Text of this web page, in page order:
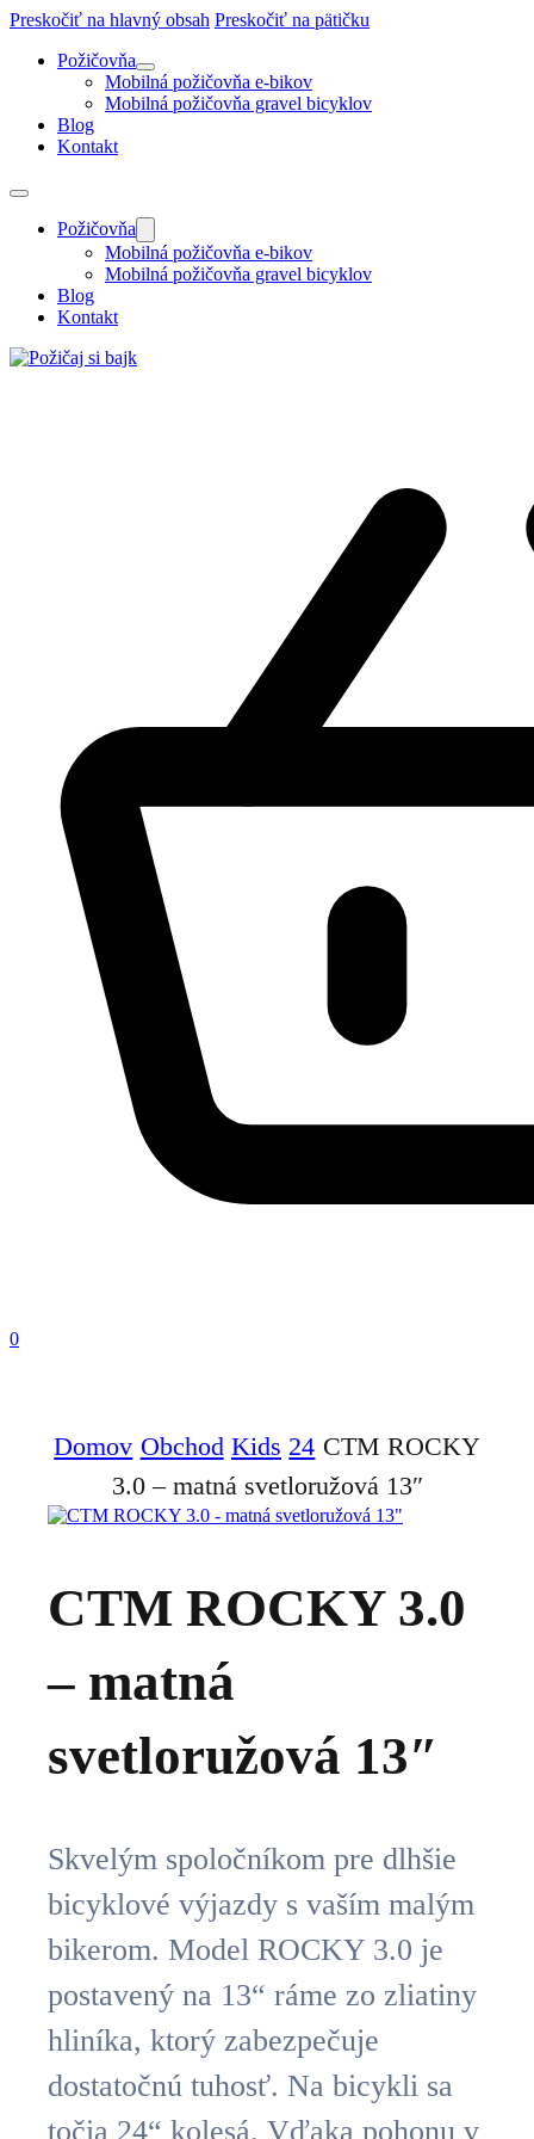
Preskočiť na hlavný obsah Preskočiť na pätičku
Požičovňa
Mobilná požičovňa e-bikov
Mobilná požičovňa gravel bicyklov
Blog
Kontakt
Požičovňa
Mobilná požičovňa e-bikov
Mobilná požičovňa gravel bicyklov
Blog
Kontakt
0
Domov Obchod Kids 24 CTM ROCKY
3.0 – matná svetloružová 13″
CTM ROCKY 3.0
– matná
svetloružová 13″
Skvelým spoločníkom pre dlhšie
bicyklové výjazdy s vaším malým
bikerom. Model ROCKY 3.0 je
postavený na 13“ ráme zo zliatiny
hliníka, ktorý zabezpečuje
dostatočnú tuhosť. Na bicykli sa
točia 24“ kolesá. Vďaka pohonu v